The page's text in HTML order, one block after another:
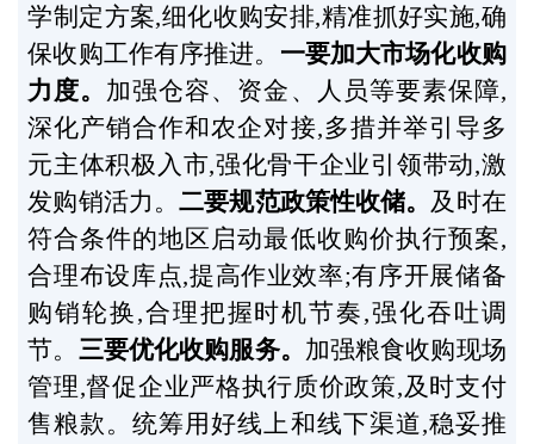
学制定方案,细化收购安排,精准抓好实施,确
保收购工作有序推进。 一要加大市场化收购
力度。 加强仓容、资金、人员等要素保障,
深化产销合作和农企对接,多措并举引导多
元主体积极入市,强化骨干企业引领带动,激
发购销活力。二要规范政策性收储。 及时在
符合条件的地区启动最低收购价执行预案,
合理布设库点,提高作业效率;有序开展储备
购销轮换,合理把握时机节奏,强化吞吐调
节。 三要优化收购服务。 加强粮食收购现场
管理,督促企业严格执行质价政策,及时支付
售粮款。统筹用好线上和线下渠道,稳妥推